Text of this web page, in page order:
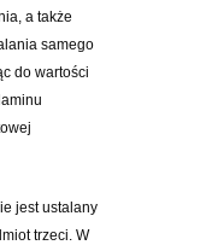
a także
samego
do wartości
jest ustalany
trzeci. W